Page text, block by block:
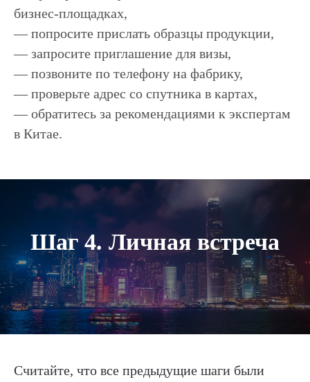
бизнес-площадках,
— попросите прислать образцы продукции,
— запросите приглашение для визы,
— позвоните по телефону на фабрику,
— проверьте адрес со спутника в картах,
— обратитесь за рекомендациями к экспертам
в Китае.
Шаг 4. Личная встреча
Считайте, что все предыдущие шаги были